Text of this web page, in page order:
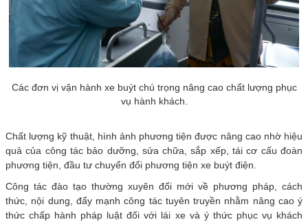
Các đơn vị vận hành xe buýt chú trọng nâng cao chất lượng phục
vụ hành khách.
Chất lượng kỹ thuật, hình ảnh phương tiện được nâng cao nhờ hiệu
quả của công tác bảo dưỡng, sửa chữa, sắp xếp, tái cơ cấu đoàn
phương tiện, đầu tư chuyển đổi phương tiện xe buýt điện.
Công tác đào tạo thường xuyên đổi mới về phương pháp, cách
thức, nội dung, đẩy mạnh công tác tuyên truyền nhằm nâng cao ý
thức chấp hành pháp luật đối với lái xe và ý thức phục vụ khách